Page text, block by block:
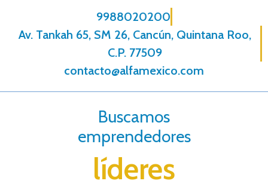
9988020200
Av. Tankah 65, SM 26, Cancún, Quintana Roo,
C.P. 77509
contacto@alfamexico.com
Buscamos
emprendedores
líderes